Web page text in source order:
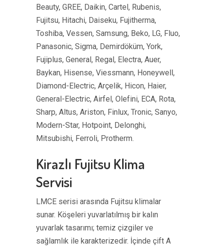
Beauty, GREE, Daikin, Cartel, Rubenis,
Fujitsu, Hitachi, Daiseku, Fujitherma,
Toshiba, Vessen, Samsung, Beko, LG, Fluo,
Panasonic, Sigma, Demirdöküm, York,
Fujiplus, General, Regal, Electra, Auer,
Baykan, Hisense, Viessmann, Honeywell,
Diamond-Electric, Arçelik, Hicon, Haier,
General-Electric, Airfel, Olefini, ECA, Rota,
Sharp, Altus, Ariston, Finlux, Tronic, Sanyo,
Modern-Star, Hotpoint, Delonghi,
Mitsubishi, Ferroli, Protherm.
Kirazlı Fujitsu Klima
Servisi
LMCE serisi arasında Fujitsu klimalar
sunar. Köşeleri yuvarlatılmış bir kalın
yuvarlak tasarımı; temiz çizgiler ve
sağlamlık ile karakterizedir. İçinde çift A